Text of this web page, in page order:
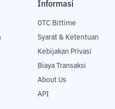
Informasi
OTC Bittime
Syarat & Ketentuan
Kebijakan Privasi
Biaya Transaksi
About Us
API